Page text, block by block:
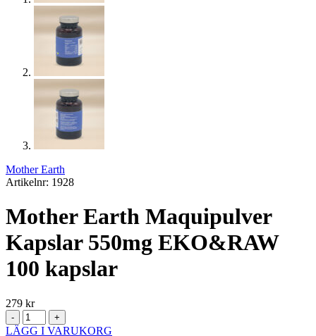
Mother Earth
Artikelnr: 1928
Mother Earth Maquipulver
Kapslar 550mg EKO&RAW
100 kapslar
279 kr
-
Mother
Earth
+
LÄGG I VARUKORG